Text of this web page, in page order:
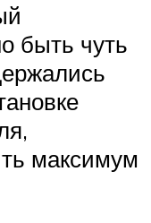
быть чуть
максимум